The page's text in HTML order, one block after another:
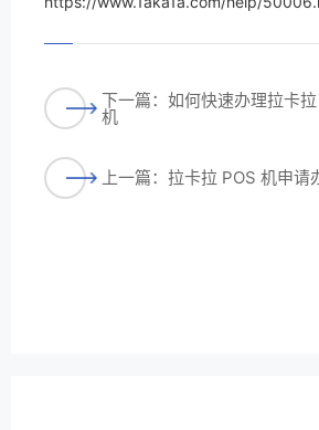
下一篇：如何快速办理拉卡
机
上一篇：拉卡拉 POS 机申请